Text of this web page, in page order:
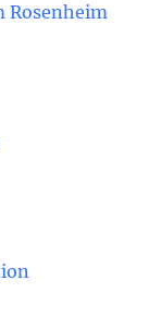
Rosenheim